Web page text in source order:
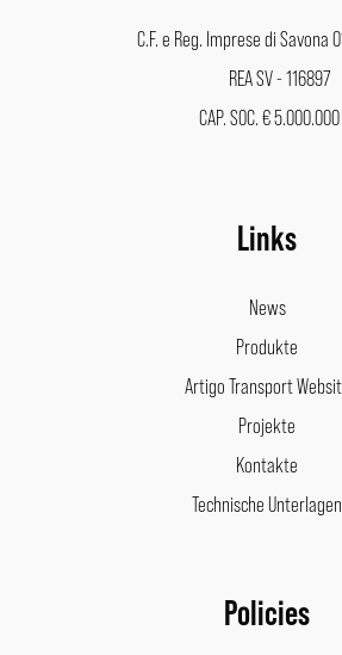
C.F. e Reg. Imprese di Savona
REA SV - 116897
CAP. SOC. € 5.000.000
Links
News
Produkte
Artigo Transport
Projekte
Kontakte
Technische Unterlagen
Policies